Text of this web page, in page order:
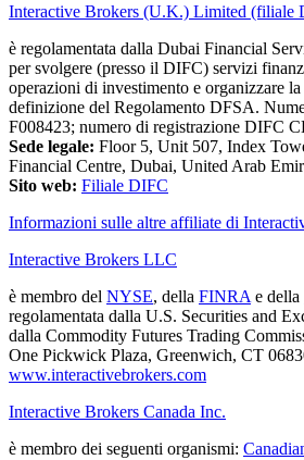
Interactive Brokers (U.K.) Limited (filiale
è regolamentata dalla Dubai Financial
per svolgere (presso il DIFC) servizi
operazioni di investimento e organizzare
definizione del Regolamento DFSA.
F008423; numero di registrazione DIFC
Sede legale: Floor 5, Unit 507, Index
Financial Centre, Dubai, United Arab
Sito web: Filiale DIFC
Informazioni sulle altre affiliate di
Interactive Brokers LLC
è membro del NYSE, della FINRA e della
regolamentata dalla U.S. Securities and
dalla Commodity Futures Trading
One Pickwick Plaza, Greenwich, CT
www.interactivebrokers.com
Interactive Brokers Canada Inc.
è membro dei seguenti organismi: